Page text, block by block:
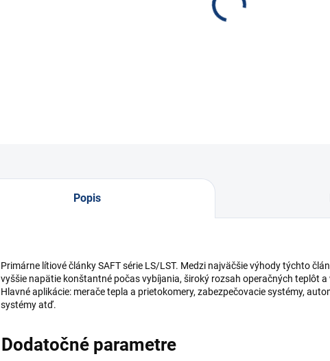
SAFT LS 14500
Popis
Primárne lítiové články SAFT série LS/LST. Medzi najväčšie výhody týchto
vyššie napätie konštantné počas vybíjania, široký rozsah operačných teplôt
Hlavné aplikácie: merače tepla a prietokomery, zabezpečovacie systémy,
systémy atď.
Dodatočné parametre